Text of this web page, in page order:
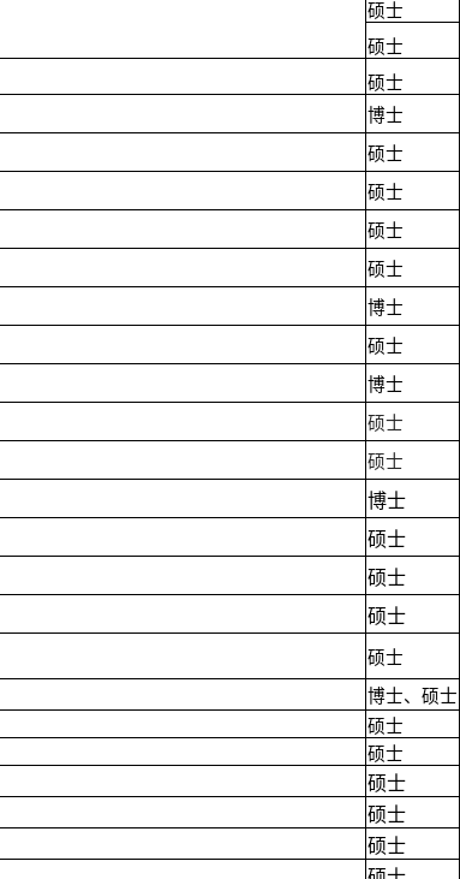
硕士
硕士
硕士
博士
硕士
硕士
硕士
硕士
博士
硕士
博士
硕士
硕士
博士
硕士
硕士
硕士
硕士
博士、硕士
硕士
硕士
硕士
硕士
硕士